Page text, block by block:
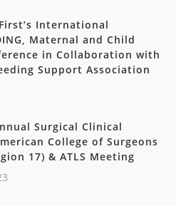
International
Maternal and Child
in Collaboration with
Support Association
Surgical Clinical
College of Surgeons
17) & ATLS Meeting